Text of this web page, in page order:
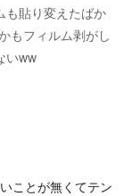
も貼り変えたばか
もフィルム剥がし
いww
ことが無くてテン